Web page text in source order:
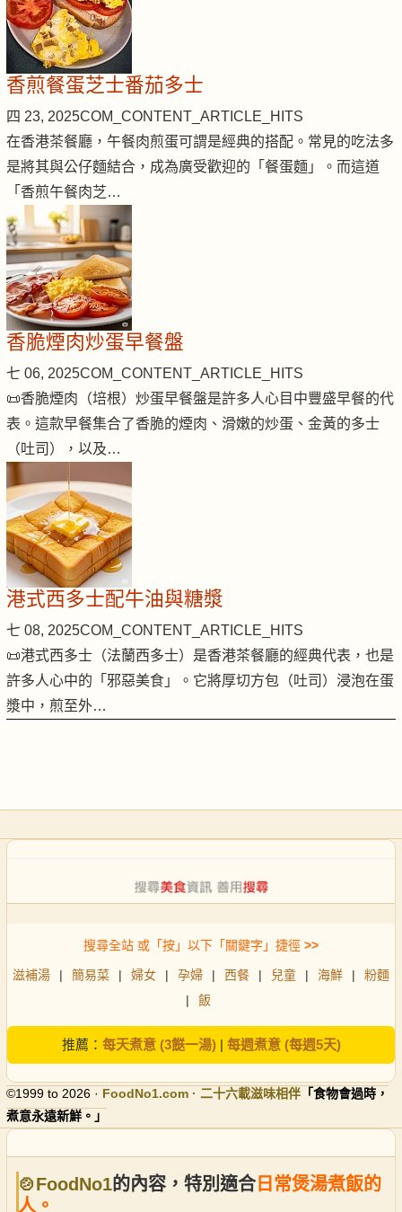
香煎餐蛋芝士番茄多士
四 23, 2025COM_CONTENT_ARTICLE_HITS
在香港茶餐廳，午餐肉煎蛋可謂是經典的搭配。常見的吃法多
是將其與公仔麵結合，成為廣受歡迎的「餐蛋麵」。而這道
「香煎午餐肉芝…
香脆煙肉炒蛋早餐盤
七 06, 2025COM_CONTENT_ARTICLE_HITS
📜香脆煙肉（培根）炒蛋早餐盤是許多人心目中豐盛早餐的代
表。這款早餐集合了香脆的煙肉、滑嫩的炒蛋、金黃的多士
（吐司），以及…
港式西多士配牛油與糖漿
七 08, 2025COM_CONTENT_ARTICLE_HITS
📜港式西多士（法蘭西多士）是香港茶餐廳的經典代表，也是
許多人心中的「邪惡美食」。它將厚切方包（吐司）浸泡在蛋
漿中，煎至外…
搜尋全站 或「按」以下「關鍵字」捷徑 >>
滋補湯 | 簡易菜 | 婦女 | 孕婦 | 西餐 | 兒童 | 海鮮 |
粉麵
|
飯
推薦： 每天煮意 (3餸一湯)| 每週煮意 (每週5天)
©1999 to 2026 · FoodNo1.com · 二十六載滋味相伴 「食物會過時，
煮意永遠新鮮。」
🍲FoodNo1的內容，特別適合 日常煲湯煮飯的
人。